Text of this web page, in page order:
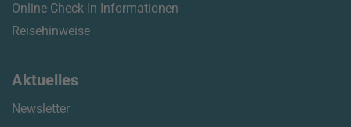
Online Check-In Informationen
Reisehinweise
Aktuelles
Newsletter